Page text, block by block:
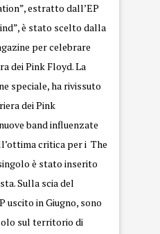
estratto dall’EP
è stato scelto dalla
per celebrare
dei Pink Floyd. La
speciale, ha rivissuto
dei Pink
band influenzate
critica per i The
è stato inserito
Sulla scia del
uscito in Giugno, sono
sul territorio di